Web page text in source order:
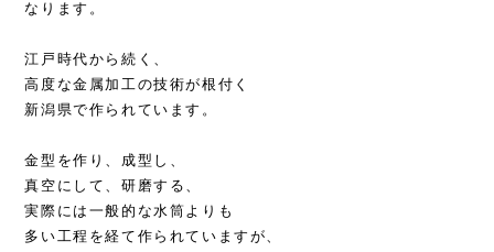
なります。
江戸時代から続く、
高度な金属加工の技術が根付く
新潟県で作られています。
金型を作り、成型し、
真空にして、研磨する、
実際には一般的な水筒よりも
多い工程を経て作られていますが、